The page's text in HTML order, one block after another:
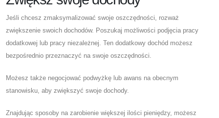
Jeśli chcesz zmaksymalizować swoje oszczędności, rozważ
zwiększenie swoich dochodów. Poszukaj możliwości podjęcia pracy
dodatkowej lub pracy niezależnej. Ten dodatkowy dochód możesz
bezpośrednio przeznaczyć na swoje oszczędności.
Możesz także negocjować podwyżkę lub awans na obecnym
stanowisku, aby zwiększyć swoje dochody.
Znajdując sposoby na zarobienie większej ilości pieniędzy, możesz